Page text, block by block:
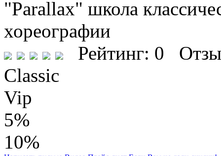
"Parallax" школа
хореографии
Рейтинг: 0
Classic
Vip
5%
10%